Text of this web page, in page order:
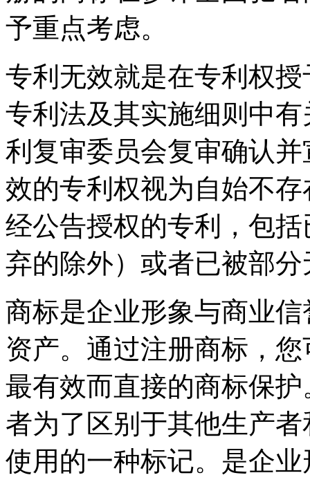
予重点考虑。
专利无效就是在专利权
专利法及其实施细则中
利复审委员会复审确认
效的专利权视为自始不
经公告授权的专利，包
弃的除外）或者已被部
商标是企业形象与商业
资产。通过注册商标，
最有效而直接的商标保
者为了区别于其他生产
使用的一种标记。是企